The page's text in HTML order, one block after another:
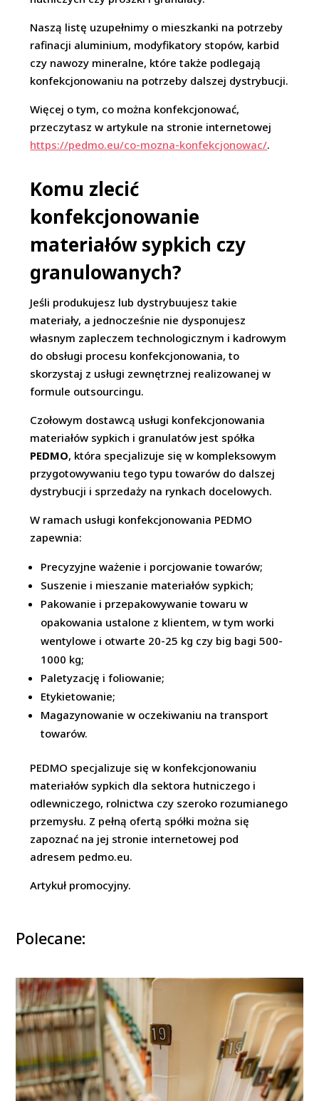
Naszą listę uzupełnimy o mieszkanki na potrzeby
rafinacji aluminium, modyfikatory stopów, karbid
czy nawozy mineralne, które także podlegają
konfekcjonowaniu na potrzeby dalszej dystrybucji.
Więcej o tym, co można konfekcjonować,
przeczytasz w artykule na stronie internetowej
https://pedmo.eu/co-mozna-konfekcjonowac/.
Komu zlecić
konfekcjonowanie
materiałów sypkich czy
granulowanych?
Jeśli produkujesz lub dystrybuujesz takie
materiały, a jednocześnie nie dysponujesz
własnym zapleczem technologicznym i kadrowym
do obsługi procesu konfekcjonowania, to
skorzystaj z usługi zewnętrznej realizowanej w
formule outsourcingu.
Czołowym dostawcą usługi konfekcjonowania
materiałów sypkich i granulatów jest spółka
PEDMO, która specjalizuje się w kompleksowym
przygotowywaniu tego typu towarów do dalszej
dystrybucji i sprzedaży na rynkach docelowych.
W ramach usługi konfekcjonowania PEDMO
zapewnia:
Precyzyjne ważenie i porcjowanie towarów;
Suszenie i mieszanie materiałów sypkich;
Pakowanie i przepakowywanie towaru w
opakowania ustalone z klientem, w tym worki
wentylowe i otwarte 20-25 kg czy big bagi 500-
1000 kg;
Paletyzację i foliowanie;
Etykietowanie;
Magazynowanie w oczekiwaniu na transport
towarów.
PEDMO specjalizuje się w konfekcjonowaniu
materiałów sypkich dla sektora hutniczego i
odlewniczego, rolnictwa czy szeroko rozumianego
przemysłu. Z pełną ofertą spółki można się
zapoznać na jej stronie internetowej pod
adresem pedmo.eu.
Artykuł promocyjny.
Polecane: